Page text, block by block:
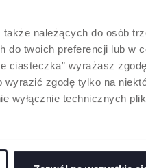
należących do osób
do twoich preferencji lub w
ciasteczka” wyrażasz
zgodę tylko na
wyłącznie technicznych
PRAKTYCZNY FUTERAŁ
DO STERYLIZACJI
Nowe etui sterylizujące
mikrofalowej,
eliminując 99,9% zarazków w